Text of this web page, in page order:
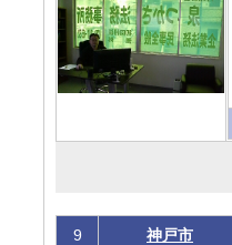
9 神戸市